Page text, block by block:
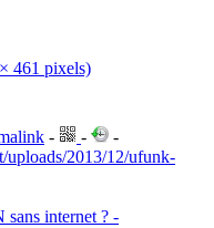
461 pixels)
- -
-
2013/12/ufunk-
internet ? -